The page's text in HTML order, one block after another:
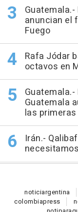
anuncian el
Fuego
Rafa Jódar
octavos en
Guatemala
las
Irán.-
noticiargentina
colombiapress